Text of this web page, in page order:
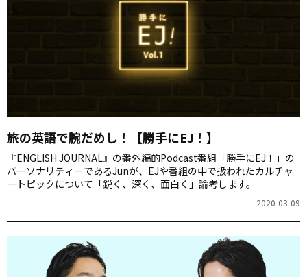
旅の英語で腕だめし！【勝手にEJ！】
『ENGLISH JOURNAL』の番外編的Podcast番組「勝手にEJ！」の
パーソナリティーであるJunが、EJや番組の中で扱われたカルチャ
ートピックについて「鋭く、深く、面白く」論考します。
2020-03-09